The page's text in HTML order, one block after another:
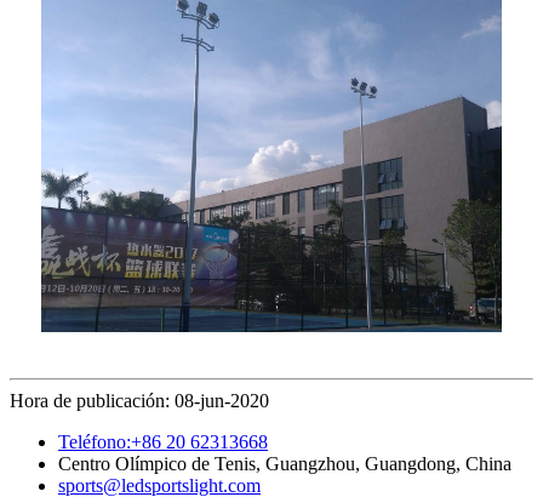
Hora de publicación: 08-jun-2020
Teléfono:+86 20 62313668
Centro Olímpico de Tenis, Guangzhou, Guangdong, China
sports@ledsportslight.com